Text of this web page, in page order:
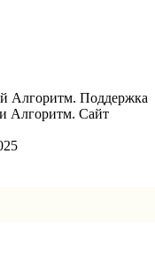
Алгоритм. Поддержка
Алгоритм. Сайт